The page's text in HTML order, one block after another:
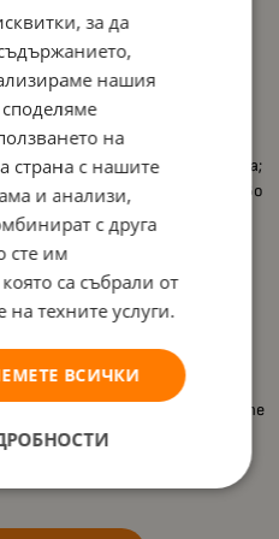
, като е съобразена с
разлистване и работа
за подреждане по номера,
и внимание към детайла;
, за допълнително творчество
в тема Еднорог
прави книжката още по-
подрежда и оцветява.
почитатели на еднорозите
и много радост от
за да
нашия
на
страна с нашите
и анализи,
с друга
сте им
са събрали от
техните услуги.
ВСИЧКИ